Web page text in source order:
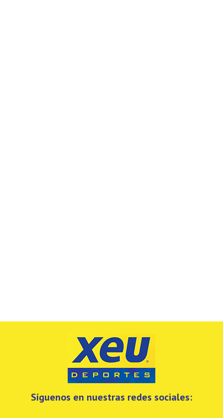
Síguenos en nuestras redes sociales: